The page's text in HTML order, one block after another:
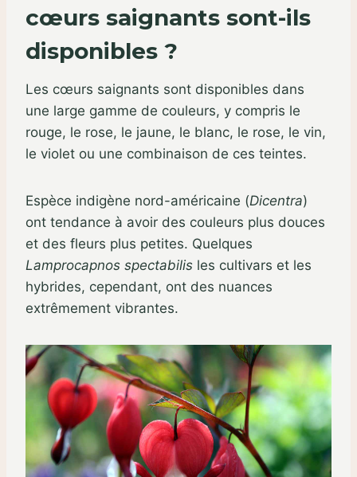
cœurs saignants sont-ils
disponibles ?
Les cœurs saignants sont disponibles dans
une large gamme de couleurs, y compris le
rouge, le rose, le jaune, le blanc, le rose, le vin,
le violet ou une combinaison de ces teintes.
Espèce indigène nord-américaine (Dicentra)
ont tendance à avoir des couleurs plus douces
et des fleurs plus petites. Quelques
Lamprocapnos spectabilis les cultivars et les
hybrides, cependant, ont des nuances
extrêmement vibrantes.